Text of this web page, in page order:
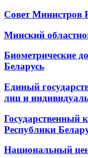
Совет Министров
Минский
Биометрические
Беларусь
Единый
лиц и
Государственный
Республики
Национальный